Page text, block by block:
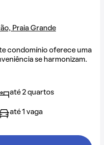
Praia Grande
condomínio oferece uma
se harmonizam.
até 2 quartos
até 1 vaga